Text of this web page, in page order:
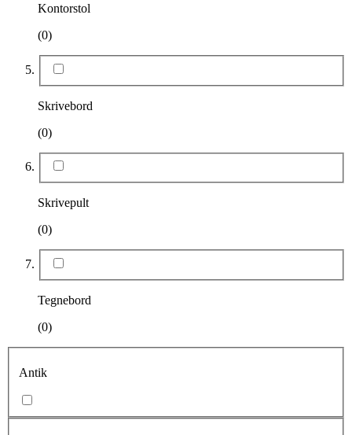
Kontorstol
(0)
Skrivebord
(0)
Skrivepult
(0)
Tegnebord
(0)
Antik